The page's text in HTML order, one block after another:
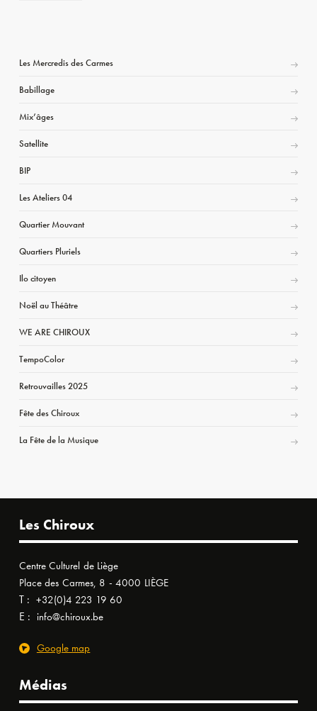
Les Mercredis des Carmes
Babillage
Mix’âges
Satellite
BIP
Les Ateliers 04
Quartier Mouvant
Quartiers Pluriels
Ilo citoyen
Noël au Théâtre
WE ARE CHIROUX
TempoColor
Retrouvailles 2025
Fête des Chiroux
La Fête de la Musique
Les Chiroux
Centre Culturel de Liège
Place des Carmes, 8 - 4000 LIÈGE
T : +32(0)4 223 19 60
E : info@chiroux.be
Google map
Médias